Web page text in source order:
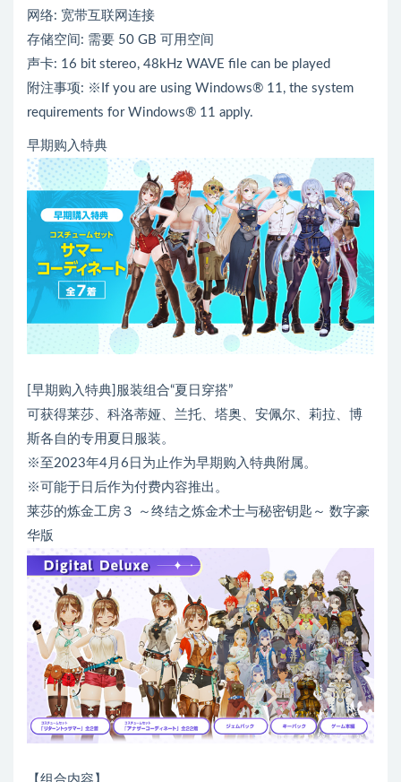
网络: 宽带互联网连接
存储空间: 需要 50 GB 可用空间
声卡: 16 bit stereo, 48kHz WAVE file can be played
附注事项: ※If you are using Windows® 11, the system
requirements for Windows® 11 apply.
早期购入特典
[早期购入特典]服装组合“夏日穿搭”
可获得莱莎、科洛蒂娅、兰托、塔奥、安佩尔、莉拉、博
斯各自的专用夏日服装。
※至2023年4月6日为止作为早期购入特典附属。
※可能于日后作为付费内容推出。
莱莎的炼金工房３ ～终结之炼金术士与秘密钥匙～ 数字豪
华版